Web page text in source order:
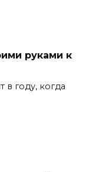
руками к
в году, когда